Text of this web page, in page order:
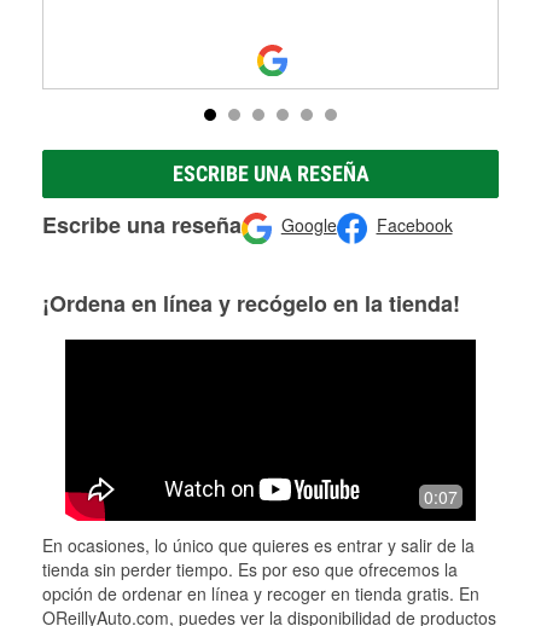
ESCRIBE UNA RESEÑA
Escribe una reseña Google Facebook
¡Ordena en línea y recógelo en la tienda!
0:07
En ocasiones, lo único que quieres es entrar y salir de la
tienda sin perder tiempo. Es por eso que ofrecemos la
opción de ordenar en línea y recoger en tienda gratis. En
OReillyAuto.com, puedes ver la disponibilidad de productos